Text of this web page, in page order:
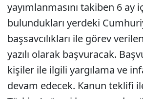
yayımlanmasını takiben 6 ay
bulundukları yerdeki
başsavcılıkları ile görev
yazılı olarak başvuracak.
kişiler ile ilgili yargılama ve
devam edecek. Kanun teklifi